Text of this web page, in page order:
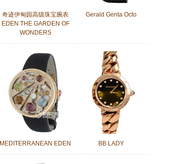
奇迹伊甸园高级珠宝腕表
EDEN THE GARDEN OF
WONDERS
Gerald Genta Octo
MEDITERRANEAN EDEN BB LADY